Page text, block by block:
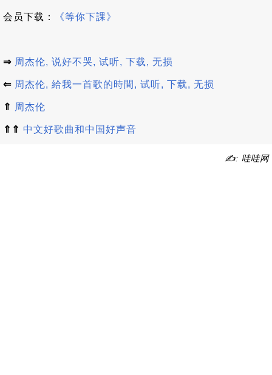
会员下载： 《等你下課》
⇒ 周杰伦, 说好不哭, 试听, 下载, 无损
⇐ 周杰伦, 給我一首歌的時間, 试听, 下载, 无损
⇑ 周杰伦
⇑⇑ 中文好歌曲和中国好声音
✍: 哇哇网